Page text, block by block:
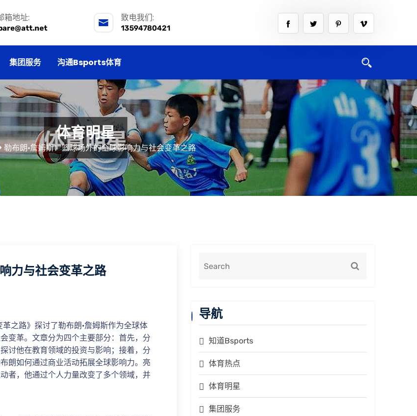
箱地址: 致电我们:
13594780421
集团服务 沟通Bsports体育
体育明星
勒布朗·詹姆斯：篮球场外的全球影响力与社会变革之路
力与社会变革之路
之路》探讨了勒布朗·詹姆斯作为全球体
变革。文章分为四个主要部分：首先，分
讨他在教育领域的投资与影响；接着，分
朗如何通过商业活动拓展全球影响力。亮
者，他通过个人力量改变了多个领域，并
导航
知道Bsports
体育热点
体育明星
集团服务